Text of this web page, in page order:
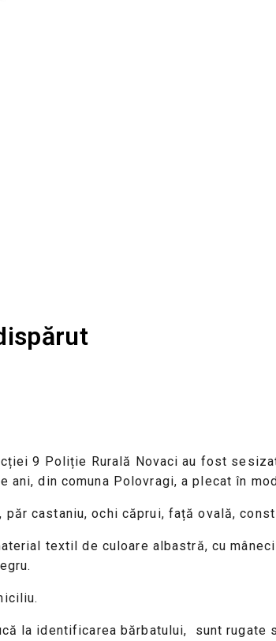
9 Poliție Rurală Novaci au fost
din comuna Polovragi, a plecat în
păr castaniu, ochi căprui, față ovală,
textil de culoare albastră, cu
la identificarea bărbatului, sunt rugate